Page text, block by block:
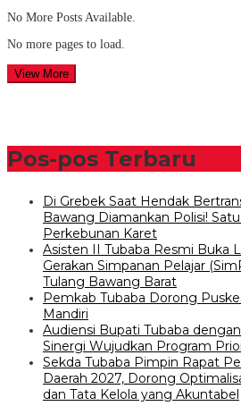
No More Posts Available.
No more pages to load.
View More
Pos-pos Terbaru
Di Grebek Saat Hendak
Bawang Diamankan Polisi!
Perkebunan Karet
Asisten II Tubaba Resmi Buka
Gerakan Simpanan Pelajar
Tulang Bawang Barat
Pemkab Tubaba Dorong
Mandiri
Audiensi Bupati Tubaba
Sinergi Wujudkan Program
Sekda Tubaba Pimpin Rapat
Daerah 2027, Dorong
dan Tata Kelola yang Akuntabel